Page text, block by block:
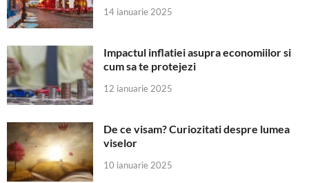
14 ianuarie 2025
Impactul inflatiei asupra economiilor si
cum sa te protejezi
12 ianuarie 2025
De ce visam? Curiozitati despre lumea
viselor
10 ianuarie 2025